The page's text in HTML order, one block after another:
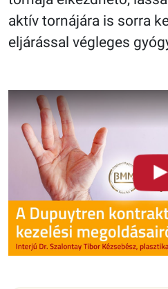
aktív tornájára is sorra
eljárással végleges